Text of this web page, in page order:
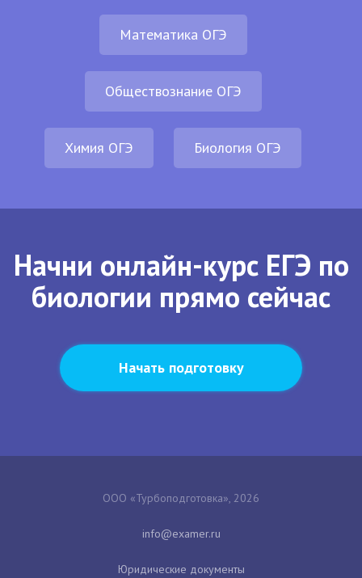
Математика ОГЭ
Обществознание ОГЭ
Химия ОГЭ Биология ОГЭ
Начни онлайн-курс ЕГЭ по
биологии прямо сейчас
Начать подготовку
ООО «Турбоподготовка», 2026
Юридические документы